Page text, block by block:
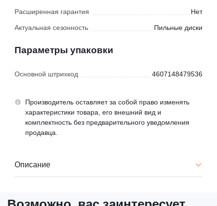
Расширенная гарантия Нет
Актуальная сезонность Пильные диски
Параметры упаковки
Основной штрихкод 4607148479536
Производитель оставляет за собой право изменять
характеристики товара, его внешний вид и
комплектность без предварительного уведомления
продавца.
Описание